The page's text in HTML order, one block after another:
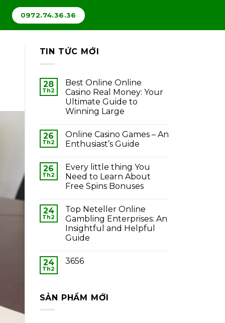
0972.74.36.36
TIN TỨC MỚI
28
Th2
Best Online Online
Casino Real Money: Your
Ultimate Guide to
Winning Large
26
Th2
Online Casino Games – An
Enthusiast’s Guide
26
Th2
Every little thing You
Need to Learn About
Free Spins Bonuses
24
Th2
Top Neteller Online
Gambling Enterprises: An
Insightful and Helpful
Guide
24
Th2
3656
SẢN PHẨM MỚI